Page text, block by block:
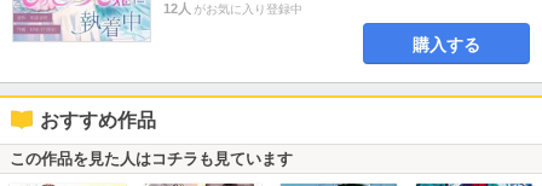
12人 がお気に入り登録中
購入する
おすすめ作品
この作品を見た人はコチラも見ています